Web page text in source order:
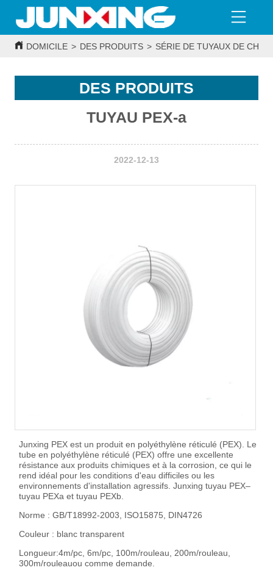
DOMICILE > DES PRODUITS > SÉRIE DE TUYAUX DE
DES PRODUITS
TUYAU PEX-a
2022-12-13